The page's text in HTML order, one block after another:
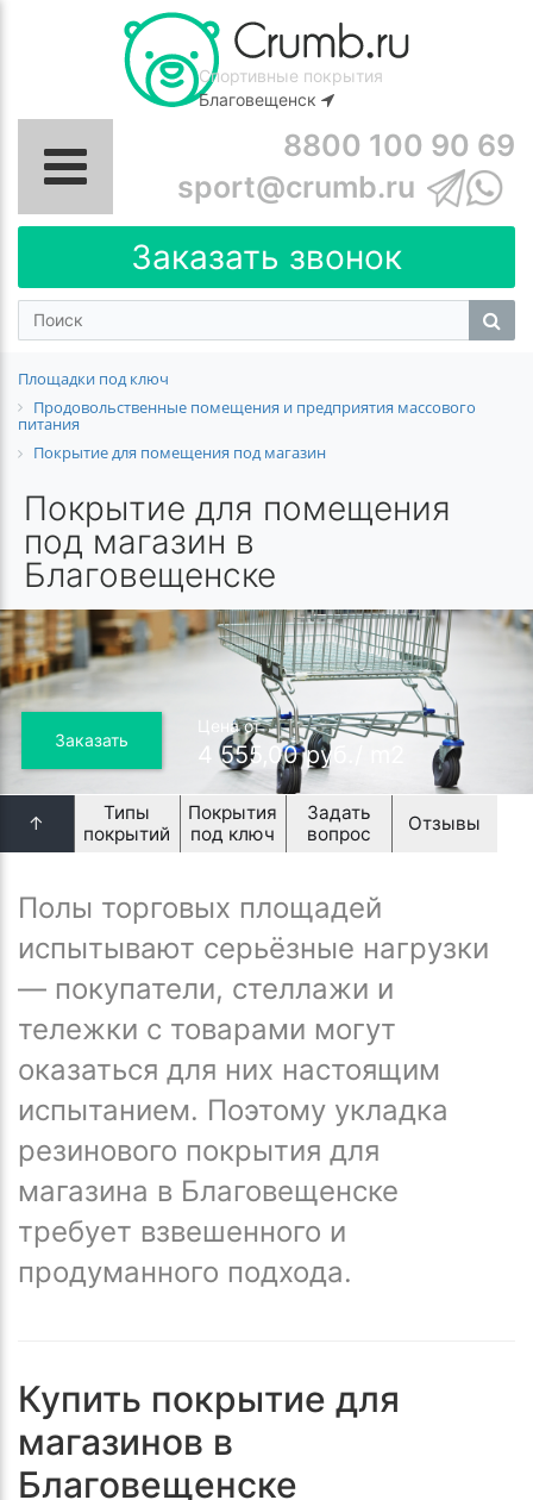
Спортивные покрытия
Благовещенск
8800 100 90 69
sport@crumb.ru
Заказать звонок
Площадки под ключ
Продовольственные помещения и предприятия массового
питания
Покрытие для помещения под магазин
Покрытие для помещения
под магазин в
Благовещенске
Заказать
Цена от
4 555,00 руб./ m2
↑
Типы
покрытий
Покрытия
под ключ
Задать
вопрос
Отзывы
Полы торговых площадей
испытывают серьёзные нагрузки
— покупатели, стеллажи и
тележки с товарами могут
оказаться для них настоящим
испытанием. Поэтому укладка
резинового покрытия для
магазина в Благовещенске
требует взвешенного и
продуманного подхода.
Купить покрытие для
магазинов в
Благовещенске